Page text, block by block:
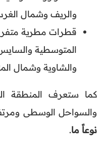
والريف وشمال
قطرات مطرية
المتوسطية
والشاوية وشمال
كما ستعرف المنطقة
والسواحل الوسطى
نوعاً ما.